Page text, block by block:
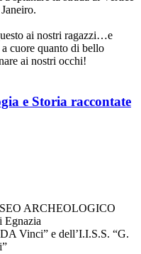
ai nostri ragazzi…e
cuore quanto di bello
ai nostri occhi!
e Storia raccontate
ARCHEOLOGICO
Vinci” e dell’I.I.S.S. “G.